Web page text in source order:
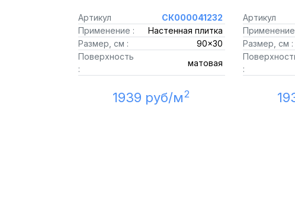
Артикул
СК000041232
Применение :
Настенная плитка
Размер, см :
90x30
Поверхность
:
матовая
1939 руб/м2
Артикул
Размер, см :
: